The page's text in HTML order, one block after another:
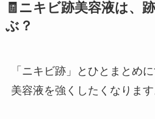
🧾ニキビ跡美容液は、
ぶ？
「ニキビ跡」とひとまとめに
美容液を強くしたくなります